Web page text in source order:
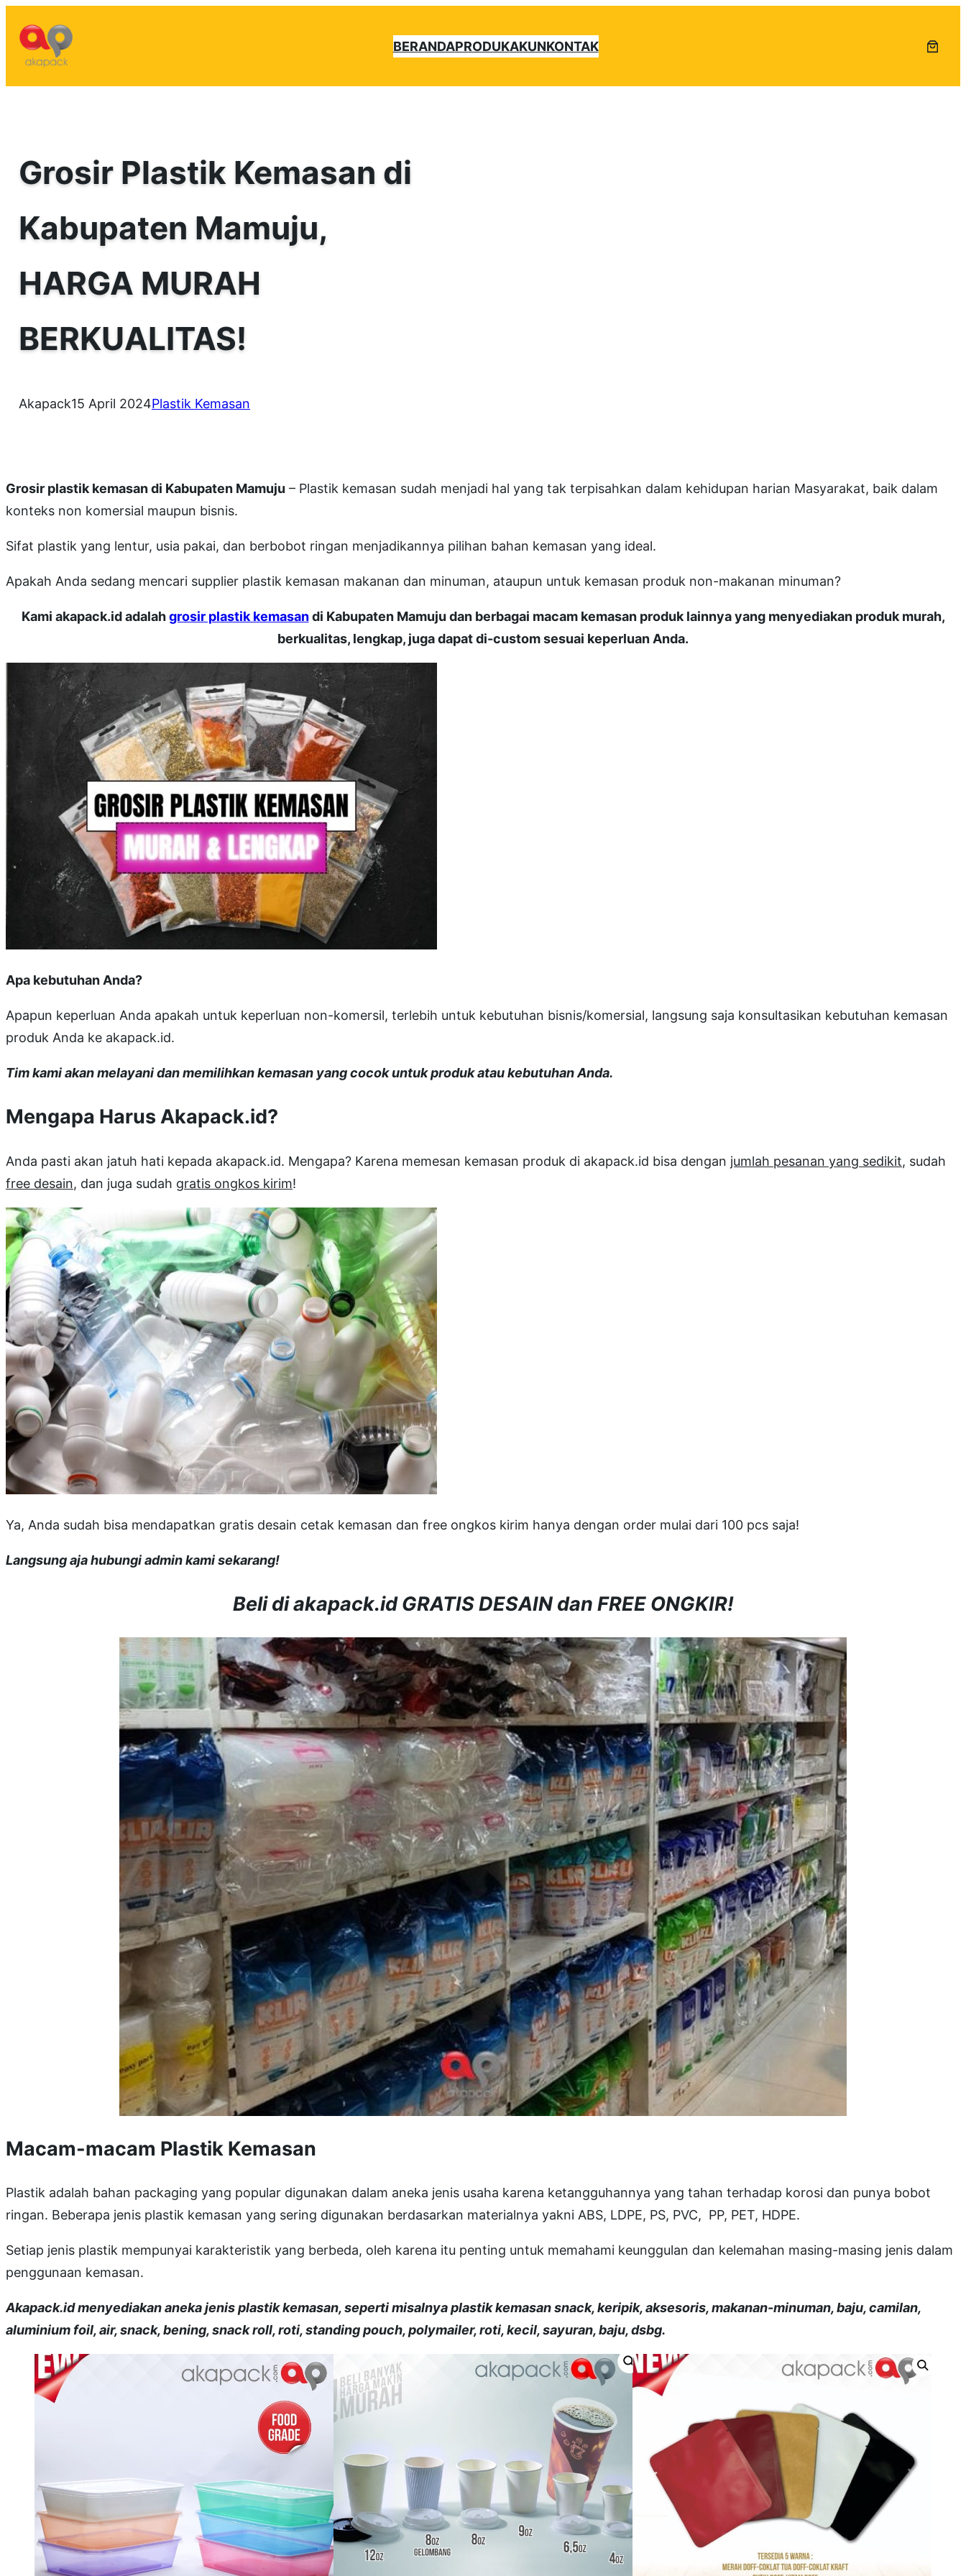
konten
BERANDAPRODUKAKUNKONTAK
Grosir Plastik Kemasan di
Kabupaten Mamuju,
HARGA MURAH
BERKUALITAS!
Akapack15 April 2024Plastik Kemasan
Grosir plastik kemasan di Kabupaten Mamuju – Plastik kemasan sudah menjadi hal yang tak terpisahkan dalam kehidupan harian Masyarakat, baik dalam
konteks non komersial maupun bisnis.
Sifat plastik yang lentur, usia pakai, dan berbobot ringan menjadikannya pilihan bahan kemasan yang ideal.
Apakah Anda sedang mencari supplier plastik kemasan makanan dan minuman, ataupun untuk kemasan produk non-makanan minuman?
Kami akapack.id adalahgrosir plastik kemasandi Kabupaten Mamuju dan berbagai macam kemasan produk lainnya yang menyediakan produk murah,
berkualitas, lengkap, juga dapat di-custom sesuai keperluan Anda.
Apa kebutuhan Anda?
Apapun keperluan Anda apakah untuk keperluan non-komersil, terlebih untuk kebutuhan bisnis/komersial, langsung saja konsultasikan kebutuhan kemasan
produk Anda ke akapack.id.
Tim kami akan melayani dan memilihkan kemasan yang cocok untuk produk atau kebutuhan Anda.
Mengapa Harus Akapack.id?
Anda pasti akan jatuh hati kepada akapack.id. Mengapa? Karena memesan kemasan produk di akapack.id bisa dengan jumlah pesanan yang sedikit, sudah
free desain, dan juga sudah gratis ongkos kirim!
Ya, Anda sudah bisa mendapatkan gratis desain cetak kemasan dan free ongkos kirim hanya dengan order mulai dari 100 pcs saja!
Langsung aja hubungi admin kami sekarang!
Beli di akapack.id GRATIS DESAIN dan FREE ONGKIR!
Macam-macam Plastik Kemasan
Plastik adalah bahan packaging yang popular digunakan dalam aneka jenis usaha karena ketangguhannya yang tahan terhadap korosi dan punya bobot
ringan. Beberapa jenis plastik kemasan yang sering digunakan berdasarkan materialnya yakni ABS, LDPE, PS, PVC, PP, PET, HDPE.
Setiap jenis plastik mempunyai karakteristik yang berbeda, oleh karena itu penting untuk memahami keunggulan dan kelemahan masing-masing jenis dalam
penggunaan kemasan.
Akapack.id menyediakan aneka jenis plastik kemasan, seperti misalnya plastik kemasan snack, keripik, aksesoris, makanan-minuman, baju, camilan,
aluminium foil, air, snack, bening, snack roll, roti, standing pouch, polymailer, roti, kecil, sayuran, baju, dsbg.